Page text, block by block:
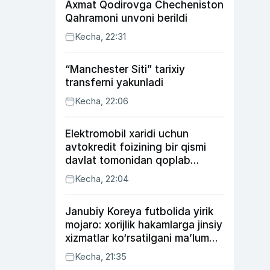
Axmat Qodirovga Checheniston
Qahramoni unvoni berildi
Kecha, 22:31
“Manchester Siti” tarixiy
transferni yakunladi
Kecha, 22:06
Elektromobil xaridi uchun
avtokredit foizining bir qismi
davlat tomonidan qoplab
berilishi mumkin
Kecha, 22:04
Janubiy Koreya futbolida yirik
mojaro: xorijlik hakamlarga jinsiy
xizmatlar ko‘rsatilgani ma’lum
qilindi
Kecha, 21:35